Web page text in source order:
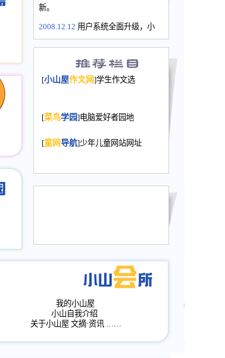
新。
2008.12.12 用户系统全面升级，小
长会、家园网－个人空间，用户一
次注册全部通行。
2008.12.12家园网正式运行，域
年，2009版提前启用，小山屋全面
小山画廊均增加多个新栏目。。
评分、顶功能，作文宝典改版。
[小山屋作文网]学生作文选
[菜鸟学园]电脑爱好者园地
[童网导航]少年儿童网站网址
我的小山屋
小山自我介绍
关于小山屋 文摘·资讯 ……